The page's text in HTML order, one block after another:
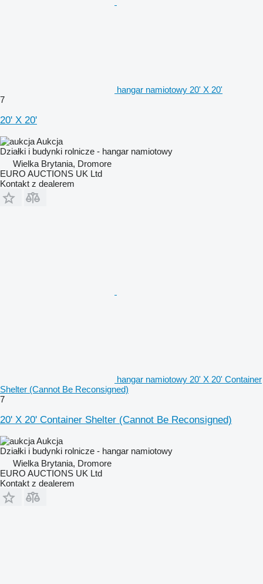
hangar namiotowy 20' X 20'
7
20' X 20'
Aukcja
Działki i budynki rolnicze - hangar namiotowy
Wielka Brytania, Dromore
EURO AUCTIONS UK Ltd
Kontakt z dealerem
hangar namiotowy 20' X 20' Container
Shelter (Cannot Be Reconsigned)
7
20' X 20' Container Shelter (Cannot Be Reconsigned)
Aukcja
Działki i budynki rolnicze - hangar namiotowy
Wielka Brytania, Dromore
EURO AUCTIONS UK Ltd
Kontakt z dealerem